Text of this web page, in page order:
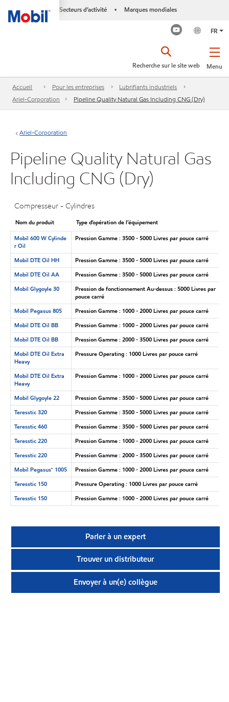
Secteurs d’activité • Marques mondiales
FR
Menu
Recherche sur le site web
Accueil Pour les entreprises
Lubrifiants industriels
Ariel-Corporation
Pipeline Quality Natural Gas Including CNG (Dry)
Ariel-Corporation
Pipeline Quality Natural Gas
Including CNG (Dry)
Compresseur - Cylindres
Nom du produit
Type d’opération de l’équipement
Mobil 600 W Cylinde
r Oil
Pression Gamme : 3500 - 5000 Livres par pouce carré
Mobil DTE Oil HH
Pression Gamme : 3500 - 5000 Livres par pouce carré
Mobil DTE Oil AA
Pression Gamme : 3500 - 5000 Livres par pouce carré
Mobil Glygoyle 30
Pression de fonctionnement Au-dessus : 5000 Livres par
pouce carré
Mobil Pegasus 805
Pression Gamme : 1000 - 2000 Livres par pouce carré
Mobil DTE Oil BB
Pression Gamme : 1000 - 2000 Livres par pouce carré
Mobil DTE Oil BB
Pression Gamme : 2000 - 3500 Livres par pouce carré
Mobil DTE Oil Extra
Heavy
Pressure Operating : 1000 Livres par pouce carré
Mobil DTE Oil Extra
Heavy
Pression Gamme : 1000 - 2000 Livres par pouce carré
Mobil Glygoyle 22
Pression Gamme : 3500 - 5000 Livres par pouce carré
Teresstic 320
Pression Gamme : 3500 - 5000 Livres par pouce carré
Teresstic 460
Pression Gamme : 3500 - 5000 Livres par pouce carré
Teresstic 220
Pression Gamme : 1000 - 2000 Livres par pouce carré
Teresstic 220
Pression Gamme : 2000 - 3500 Livres par pouce carré
Mobil Pegasus™ 1005
Pression Gamme : 1000 - 2000 Livres par pouce carré
Teresstic 150
Pressure Operating : 1000 Livres par pouce carré
Teresstic 150
Pression Gamme : 1000 - 2000 Livres par pouce carré
Parler à un expert
Trouver un distributeur
Envoyer à un(e) collègue